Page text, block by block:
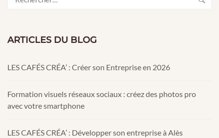
ARTICLES DU BLOG
LES CAFÉS CRÉA’ : Créer son Entreprise en 2026
Formation visuels réseaux sociaux : créez des photos pro
avec votre smartphone
LES CAFÉS CRÉA’ : Développer son entreprise à Alès